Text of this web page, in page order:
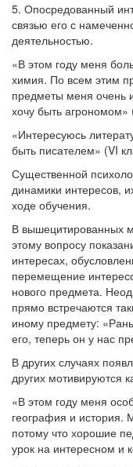
5. Опосредованный
связью его с
деятельностью.
«В этом году меня
химия. По всем этим
предметы меня очень
хочу быть агрономом»
«Интересуюсь
быть писателем» (VI
Существенной
динамики интересов,
ходе обучения.
В вышецитированных
этому вопросу
интересах,
перемещение
нового предмета.
прямо встречаются
иному предмету:
его, теперь он у нас
В других случаях
других мотивируются
«В этом году меня
география и история.
потому что хорошие
урок на интересном и